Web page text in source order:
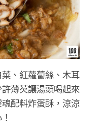
、紅蘿蔔絲、木耳
薄芡讓湯頭喝起來
配料炸蛋酥，涼涼